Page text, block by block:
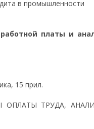
в промышленности
платы и
15 прил.
ТРУДА,